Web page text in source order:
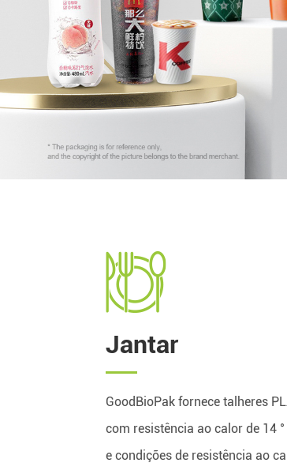
Jantar
GoodBioPak fornece talheres
com resistência ao calor de 14
e condições de resistência ao